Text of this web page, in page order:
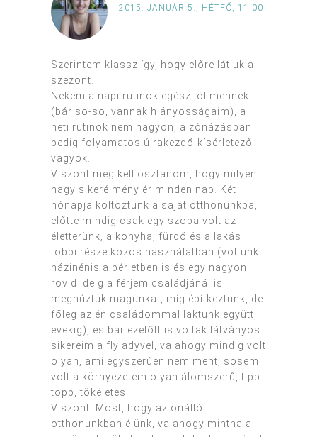
2015. JANUÁR 5., HÉTFŐ, 11:00
Szerintem klassz így, hogy előre látjuk a
szezont.
Nekem a napi rutinok egész jól mennek
(bár so-so, vannak hiányosságaim), a
heti rutinok nem nagyon, a zónázásban
pedig folyamatos újrakezdő-kísérletező
vagyok.
Viszont meg kell osztanom, hogy milyen
nagy sikerélmény ér minden nap. Két
hónapja költöztünk a saját otthonunkba,
előtte mindig csak egy szoba volt az
életterünk, a konyha, fürdő és a lakás
többi része közös használatban (voltunk
házinénis albérletben is és egy nagyon
rövid ideig a férjem családjánál is
meghúztuk magunkat, míg építkeztünk, de
főleg az én családommal laktunk együtt,
évekig), és bár ezelőtt is voltak látványos
sikereim a flyladyvel, valahogy mindig volt
olyan, ami egyszerűen nem ment, sosem
volt a környezetem olyan álomszerű, tipp-
topp, tökéletes.
Viszont! Most, hogy az önálló
otthonunkban élünk, valahogy mintha a